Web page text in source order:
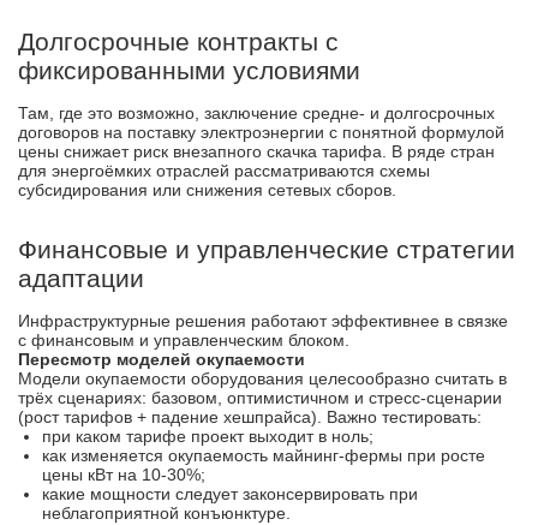
Долгосрочные контракты с
фиксированными условиями
Там, где это возможно, заключение средне- и долгосрочных
договоров на поставку электроэнергии с понятной формулой
цены снижает риск внезапного скачка тарифа. В ряде стран
для энергоёмких отраслей рассматриваются схемы
субсидирования или снижения сетевых сборов.
Финансовые и управленческие стратегии
адаптации
Инфраструктурные решения работают эффективнее в связке
с финансовым и управленческим блоком.
Пересмотр моделей окупаемости
Модели окупаемости оборудования целесообразно считать в
трёх сценариях: базовом, оптимистичном и стресс-сценарии
(рост тарифов + падение хешпрайса). Важно тестировать:
при каком тарифе проект выходит в ноль;
как изменяется окупаемость майнинг-фермы при росте
цены кВт на 10-30%;
какие мощности следует законсервировать при
неблагоприятной конъюнктуре.